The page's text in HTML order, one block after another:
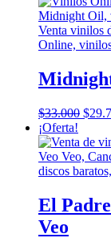
era:
$33.000 El
era:
$
¡Oferta!
El
Veo